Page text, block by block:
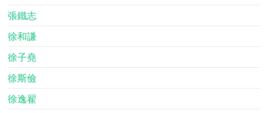
張鐵志
徐和謙
徐子堯
徐斯儉
徐逸翟